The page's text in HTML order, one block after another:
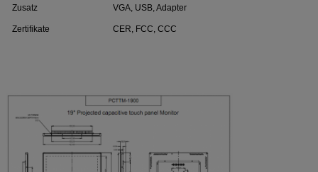
Zusatz VGA, USB, Adapter
Zertifikate CER, FCC, CCC